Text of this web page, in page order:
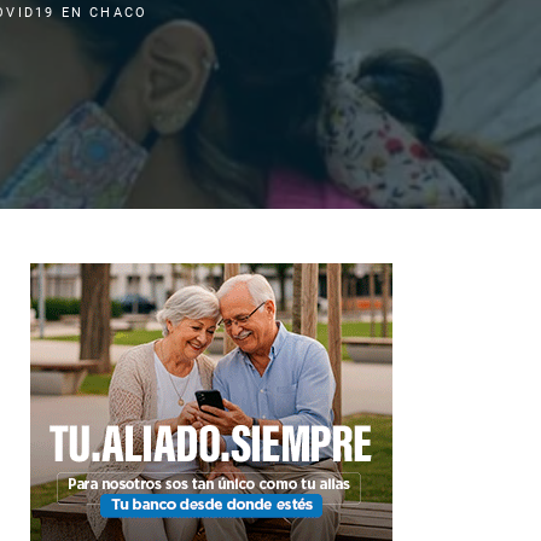
EN CHACO